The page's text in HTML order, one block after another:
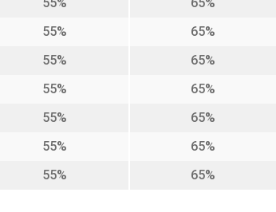
55%
55%
55%
55%
55%
55%
65%
65%
65%
65%
65%
65%